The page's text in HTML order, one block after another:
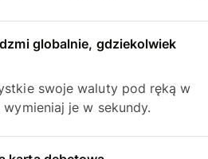
globalnie, gdziekolwiek
swoje waluty pod ręką w
je w sekundy.